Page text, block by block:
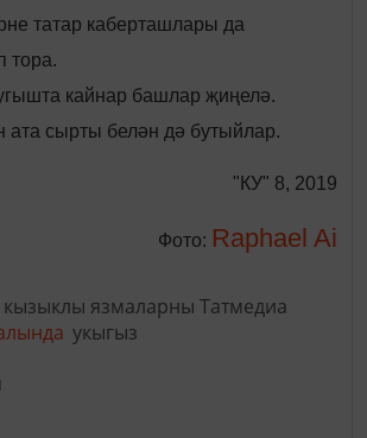
татар каберташлары да
тора.
кайнар башлар җиңелә.
ата сырты белән дә бутыйлар.
"КУ" 8, 2019
Фото: Raphael Ai
язмаларны Татмедиа
укыгыз